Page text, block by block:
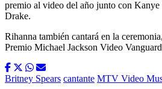
premio al video del año junto con
Drake.
Rihanna también cantará en la
Premio Michael Jackson Video
Britney Spears cantante MTV Video